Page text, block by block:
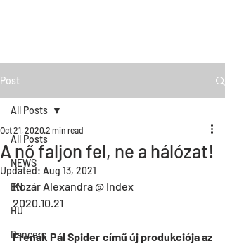
Post
All Posts
NEWS
EN
HU
Dancers
All Posts
A nő faljon fel, ne a hálózat!
Oct 21, 2020 2 min read
Updated: Aug 13, 2021
Kozár Alexandra @ Index
2020.10.21
Frenák Pál Spider című új produkciója az